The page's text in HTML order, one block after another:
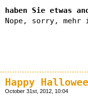
haben Sie etwas
Nope, sorry,
Happy
October 31st, 2012, 10:04